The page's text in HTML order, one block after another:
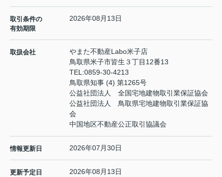
取引条件の
有効期限
2026年08月13日
取扱会社
やまた不動産Labo米子店
鳥取県米子市皆生３丁目12番13
TEL:0859-30-4213
鳥取県知事 (4) 第1265号
公益社団法人 全国宅地建物取引業保証協会
公益社団法人 鳥取県宅地建物取引業保証協
会
中国地区不動産公正取引協議会
情報更新日 2026年07月30日
更新予定日 2026年08月13日